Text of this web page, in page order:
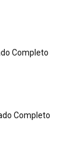
Completo
Completo